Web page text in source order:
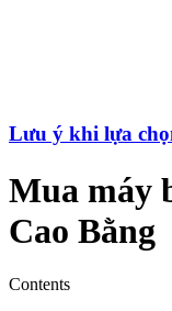
Lưu ý khi lựa
Mua máy
Cao Bằng
Contents